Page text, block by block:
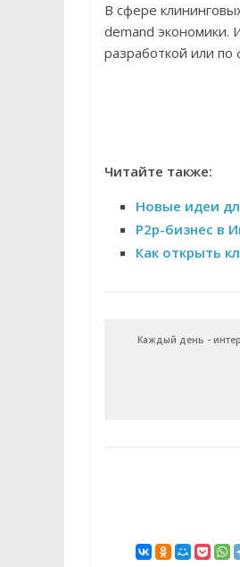
В сфере
demand экономики.
разработкой или
Читайте также:
Новые идеи
P2p-бизнес в
Как открыть
Каждый день -